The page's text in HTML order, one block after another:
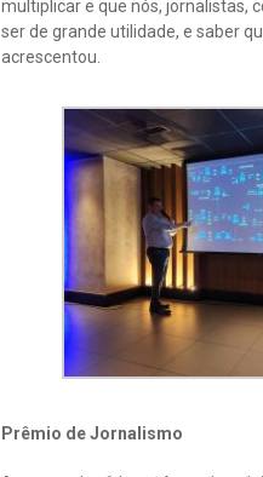
multiplicar e que nós, jornalistas,
ser de grande utilidade, e saber
acrescentou.
Prêmio de Jornalismo